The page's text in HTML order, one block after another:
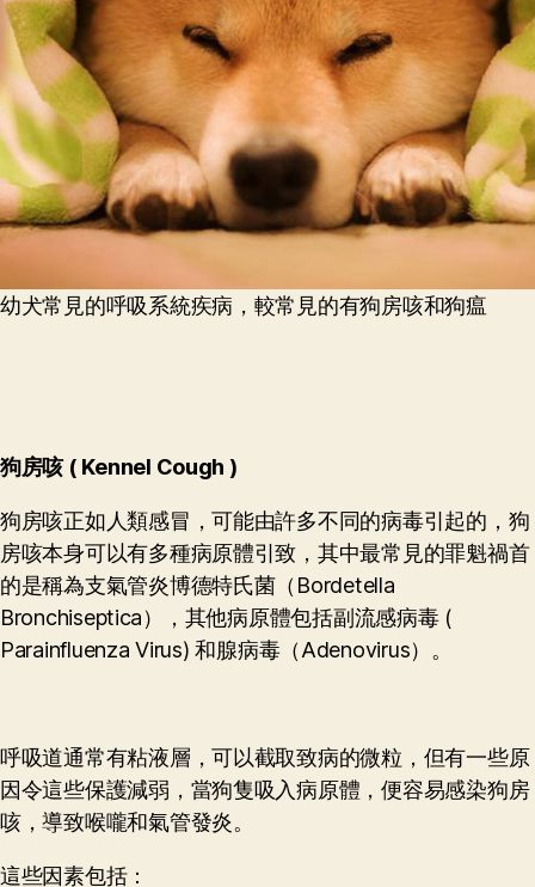
幼犬常見的呼吸系統疾病，較常見的有狗房咳和狗瘟
狗房咳( Kennel Cough )
狗房咳正如人類感冒，可能由許多不同的病毒引起的，狗
房咳本身可以有多種病原體引致，其中最常見的罪魁禍首
的是稱為支氣管炎博德特氏菌（Bordetella
Bronchiseptica），其他病原體包括副流感病毒 (
Parainfluenza Virus) 和腺病毒（Adenovirus）。
呼吸道通常有粘液層，可以截取致病的微粒，但有一些原
因令這些保護減弱，當狗隻吸入病原體，便容易感染狗房
咳，導致喉嚨和氣管發炎。
這些因素包括：